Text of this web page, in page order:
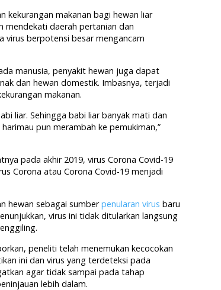
kekurangan makanan bagi hewan liar
mendekati daerah pertanian dan
virus berpotensi besar mengancam
manusia, penyakit hewan juga dapat
dan hewan domestik. Imbasnya, terjadi
makanan.
liar. Sehingga babi liar banyak mati dan
pun merambah ke pemukiman,”
pada akhir 2019, virus Corona Covid-19
Corona atau Corona Covid-19 menjadi
hewan sebagai sumberpenularan virus baru
virus ini tidak ditularkan langsung
peneliti telah menemukan kecocokan
ini dan virus yang terdeteksi pada
agar tidak sampai pada tahap
lebih dalam.